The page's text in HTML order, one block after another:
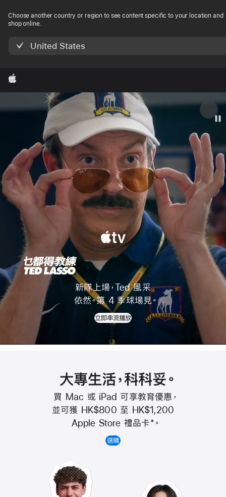
Choose another country or region to see content specific to your location and
shop online.
United States
Apple
Apple
《乜
都
得
教
(Ted
Lasso)
新隊上場，Ted 風采
依然。第 4 季球場見。
立即串流播放
大專生活，科科妥。
買 Mac 或 iPad 可享教育優惠 ，
並可獲 HK$800 至 HK$1,200
Apple Store 禮品卡* 。
選購